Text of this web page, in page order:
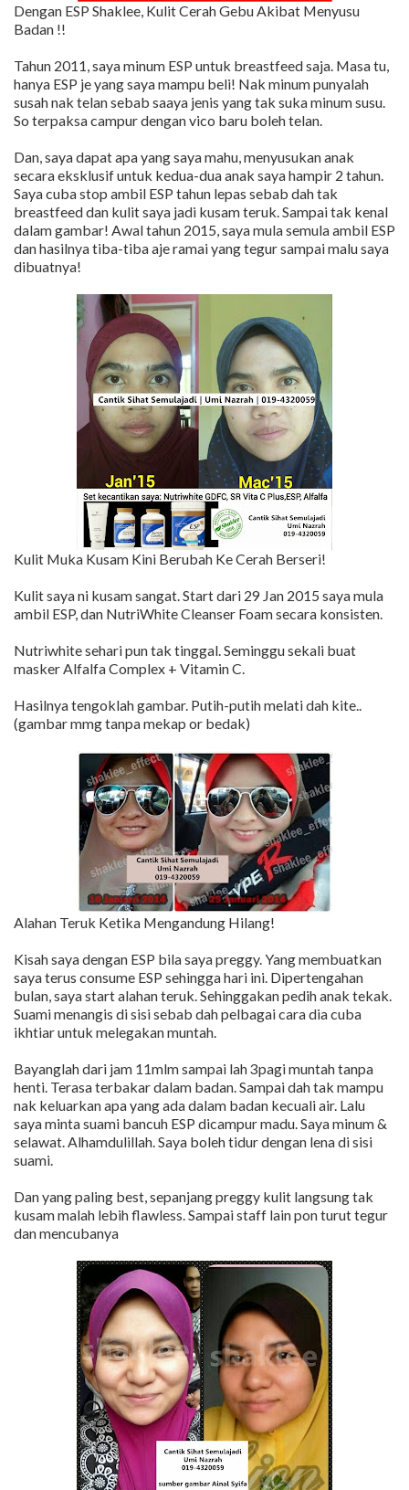
Dengan ESP Shaklee, Kulit Cerah Gebu Akibat Menyusu
Badan !!
Tahun 2011, saya minum ESP untuk breastfeed saja. Masa tu,
hanya ESP je yang saya mampu beli! Nak minum punyalah
susah nak telan sebab saaya jenis yang tak suka minum susu.
So terpaksa campur dengan vico baru boleh telan.
Dan, saya dapat apa yang saya mahu, menyusukan anak
secara eksklusif untuk kedua-dua anak saya hampir 2 tahun.
Saya cuba stop ambil ESP tahun lepas sebab dah tak
breastfeed dan kulit saya jadi kusam teruk. Sampai tak kenal
dalam gambar! Awal tahun 2015, saya mula semula ambil ESP
dan hasilnya tiba-tiba aje ramai yang tegur sampai malu saya
dibuatnya!
Kulit Muka Kusam Kini Berubah Ke Cerah Berseri!
Kulit saya ni kusam sangat. Start dari 29 Jan 2015 saya mula
ambil ESP, dan NutriWhite Cleanser Foam secara konsisten.
Nutriwhite sehari pun tak tinggal. Seminggu sekali buat
masker Alfalfa Complex + Vitamin C.
Hasilnya tengoklah gambar. Putih-putih melati dah kite..
(gambar mmg tanpa mekap or bedak)
Alahan Teruk Ketika Mengandung Hilang!
Kisah saya dengan ESP bila saya preggy. Yang membuatkan
saya terus consume ESP sehingga hari ini. Dipertengahan
bulan, saya start alahan teruk. Sehinggakan pedih anak tekak.
Suami menangis di sisi sebab dah pelbagai cara dia cuba
ikhtiar untuk melegakan muntah.
Bayanglah dari jam 11mlm sampai lah 3pagi muntah tanpa
henti. Terasa terbakar dalam badan. Sampai dah tak mampu
nak keluarkan apa yang ada dalam badan kecuali air. Lalu
saya minta suami bancuh ESP dicampur madu. Saya minum &
selawat. Alhamdulillah. Saya boleh tidur dengan lena di sisi
suami.
Dan yang paling best, sepanjang preggy kulit langsung tak
kusam malah lebih flawless. Sampai staff lain pon turut tegur
dan mencubanya